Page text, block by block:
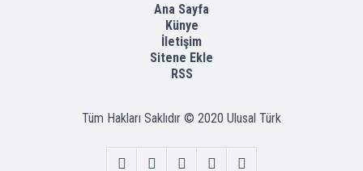
Ana Sayfa
Künye
İletişim
Sitene Ekle
RSS
Tüm Hakları Saklıdır © 2020 Ulusal Türk